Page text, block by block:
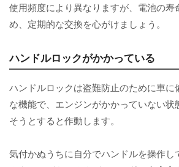
使用頻度により異なりますが、電池の寿
め、定期的な交換を心がけましょう。
ハンドルロックがかかっている
ハンドルロックは盗難防止のために車に
な機能で、エンジンがかかっていない状
そうとすると作動します。
気付かぬうちに自分でハンドルを操作し